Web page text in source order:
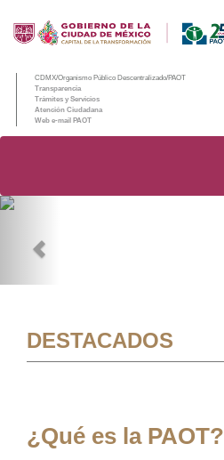
CDMX/Organismo Público Descentralizado/PAOT
Transparencia
Trámites y Servicios
Atención Ciudadana
Web e-mail PAOT
DESTACADOS
¿Qué es la PAOT?